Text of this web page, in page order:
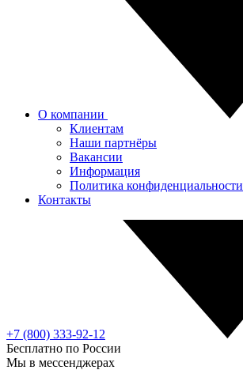
О компании
Клиентам
Наши партнёры
Вакансии
Информация
Политика конфиденциальности
Контакты
+7 (800) 333-92-12
Бесплатно по России
Мы в мессенджерах